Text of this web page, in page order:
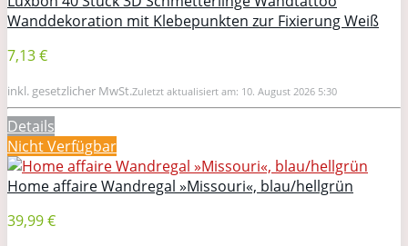
Wanddekoration mit Klebepunkten zur Fixierung Weiß
7,13 €
inkl. gesetzlicher MwSt.Zuletzt aktualisiert am: 10. August 2026 5:30
Details
Nicht Verfügbar
Home affaire Wandregal »Missouri«, blau/hellgrün
39,99 €